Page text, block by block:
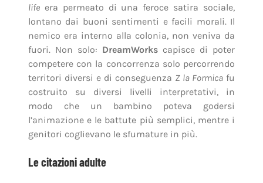
lifeera permeato di una feroce satira sociale,
lontano dai buoni sentimenti e facili morali. Il
nemico era interno alla colonia, non veniva da
fuori. Non solo: DreamWorks capisce di poter
competere con la concorrenza solo percorrendo
territori diversi e di conseguenza Z la Formica fu
costruito su diversi livelli interpretativi, in
modo che un bambino poteva godersi
l’animazione e le battute più semplici, mentre i
genitori coglievano le sfumature in più.
Le citazioni adulte